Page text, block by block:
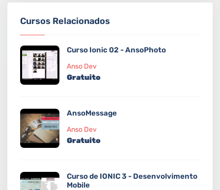
Cursos Relacionados
Curso Ionic 02 - AnsoPhoto
Anso Dev
Gratuito
AnsoMessage
Anso Dev
Gratuito
Curso de IONIC 3 - Desenvolvimento
Mobile